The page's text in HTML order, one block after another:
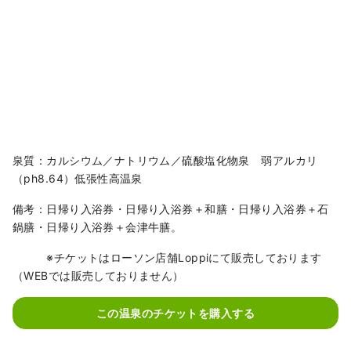
泉質：カルシウム／ナトリウム／硫酸塩化物泉 弱アルカリ
（ph8.64）低張性高温泉
備考：日帰り入浴券・日帰り入浴券＋和膳・日帰り入浴券＋石
鍋膳・日帰り入浴券＋会津牛膳。
※チケットはローソン店舗Loppiにて販売しております
（WEBでは販売しておりません）
この温泉のチケットを購入する